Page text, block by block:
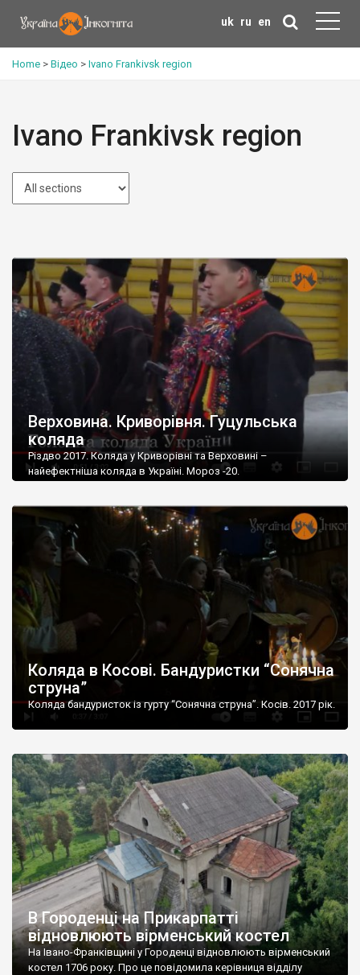
uk ru en
Home > Відео > Ivano Frankivsk region
Ivano Frankivsk region
Верховина. Криворівня. Гуцульська
коляда
Різдво 2017. Коляда у Криворівні та Верховині –
найефектніша коляда в Україні. Мороз -20.
Коляда в Косові. Бандуристки “Сонячна
струна”
Коляда бандуристок із гурту “Сонячна струна”. Косів. 2017 рік.
В Городенці на Прикарпатті
відновлюють вірменський костел
На Івано-Франківщині у Городенці відновлюють вірменський
костел 1706 року. Про це повідомила керівниця відділу